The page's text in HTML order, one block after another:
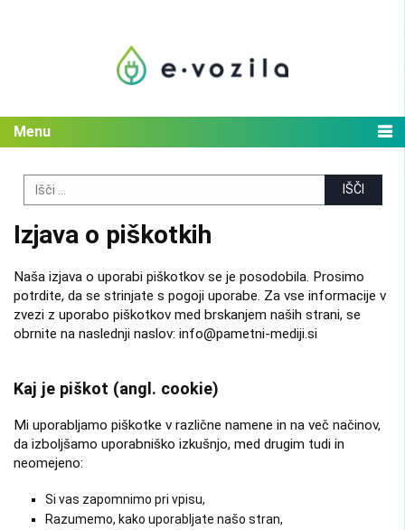
Menu
Search
for:
Izjava o piškotkih
Naša izjava o uporabi piškotkov se je posodobila. Prosimo
potrdite, da se strinjate s pogoji uporabe. Za vse informacije v
zvezi z uporabo piškotkov med brskanjem naših strani, se
obrnite na naslednji naslov: info@pametni-mediji.si
Kaj je piškot (angl. cookie)
Mi uporabljamo piškotke v različne namene in na več načinov,
da izboljšamo uporabniško izkušnjo, med drugim tudi in
neomejeno:
Si vas zapomnimo pri vpisu,
Razumemo, kako uporabljate našo stran,